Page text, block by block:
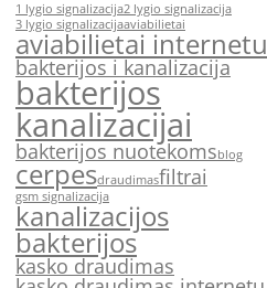
1 lygio signalizacija2 lygio signalizacija
3 lygio signalizacijaaviabilietai
aviabilietai internetu
bakterijos i kanalizacija
bakterijos
kanalizacijai
bakterijos nuotekomsblog
cerpesdraudimasfiltrai
gsm signalizacija
kanalizacijos
bakterijos
kasko draudimas